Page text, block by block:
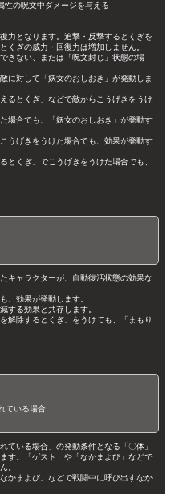
の呪文中ダメージを与える
力となります。追撃・反撃するとくぎを
くぎの威力・回復力は増加しません。
きない、または「呪文封じ」状態の場
に対して「妖女のおしおき」が発動しま
るとくぎ」などで敵からこうげきをうけ
場合でも、「妖女のおしおき」が発動す
うげきをうけた場合でも、効果が発動す
くぎ」でこうげきをうけた場合でも、
キャラクターが、自動復活状態の効果な
、効果が発動します。
する効果と共存します。
解除するとくぎ」をうけても、「まもり
ている場合
いる場合」の発動条件となる「〇体」
す。「ゲスト」や「なかまよび」などで
。
かまよび」などで戦闘中に呼び出すなか